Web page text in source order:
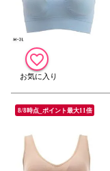
8/8時点_ポイント最大11倍